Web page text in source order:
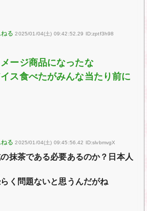
2025/01/04(土) 09:42:52.29 ID:zptf3h98
ージ商品になったな
ス食べたがみんな当たり前に
2025/01/04(土) 09:45:56.42 ID:slvbmvgX
抹茶である必要あるのか？日本人
く問題ないと思うんだがね